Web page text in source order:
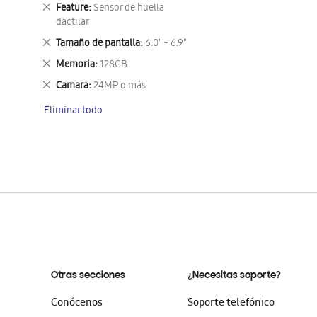
artículo
Feature Sensor de huella
dactilar
Eliminar
este
artículo
Tamaño de pantalla 6.0" - 6.9"
Eliminar
este
artículo
Memoria 128GB
Eliminar
este
artículo
Camara 24MP o más
Eliminar
artículo
Eliminar todo
Otras secciones
Conócenos
¿Necesitas soporte?
Soporte telefónico